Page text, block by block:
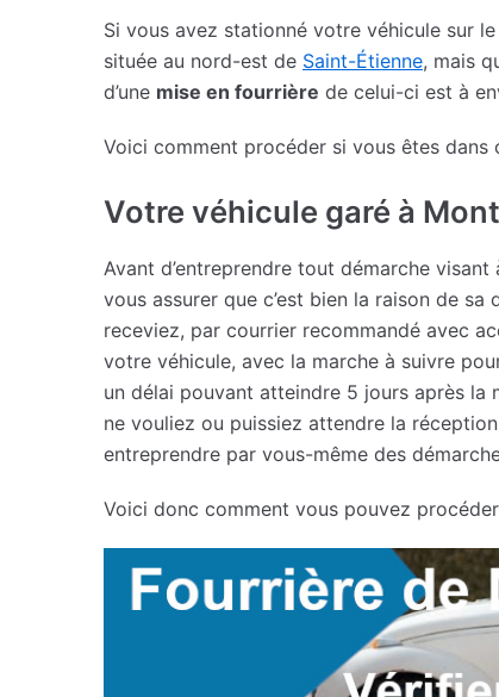
Si vous avez stationné votre véhicule sur
située au nord-est de Saint-Étienne, mais
d’une mise en fourrière de celui-ci est à
Voici comment procéder si vous êtes dans
Votre véhicule garé à
Avant d’entreprendre tout démarche visant
vous assurer que c’est bien la raison de
receviez, par courrier recommandé avec
votre véhicule, avec la marche à suivre
un délai pouvant atteindre 5 jours après la
ne vouliez ou puissiez attendre la
entreprendre par vous-même des
Voici donc comment vous pouvez